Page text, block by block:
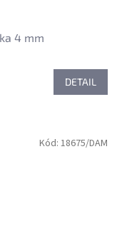
4 mm
DETAIL
Kód: 18675/DAM